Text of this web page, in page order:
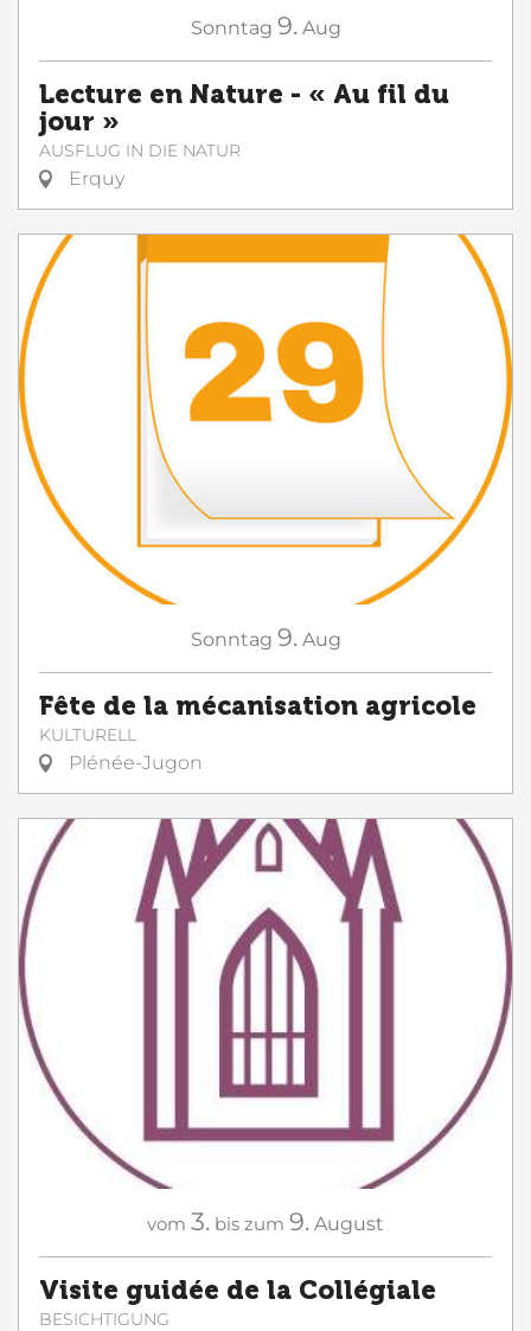
Sonntag 9. Aug
Lecture en Nature - « Au fil du
jour »
AUSFLUG IN DIE NATUR
Erquy
Sonntag 9. Aug
Fête de la mécanisation agricole
KULTURELL
Plénée-Jugon
vom 3. bis zum 9. August
Visite guidée de la Collégiale
BESICHTIGUNG